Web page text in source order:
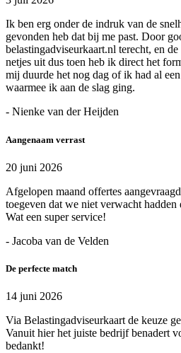
Ik ben erg onder de indruk van de
gevonden heb dat bij me past. Door
belastingadviseurkaart.nl terecht, en
netjes uit dus toen heb ik direct het
mij duurde het nog dag of ik had al
waarmee ik aan de slag ging.
- Nienke van der Heijden
Aangenaam verrast
20 juni 2026
Afgelopen maand offertes
toegeven dat we niet verwacht
Wat een super service!
- Jacoba van de Velden
De perfecte match
14 juni 2026
Via Belastingadviseurkaart de keuze
Vanuit hier het juiste bedrijf benadert
bedankt!